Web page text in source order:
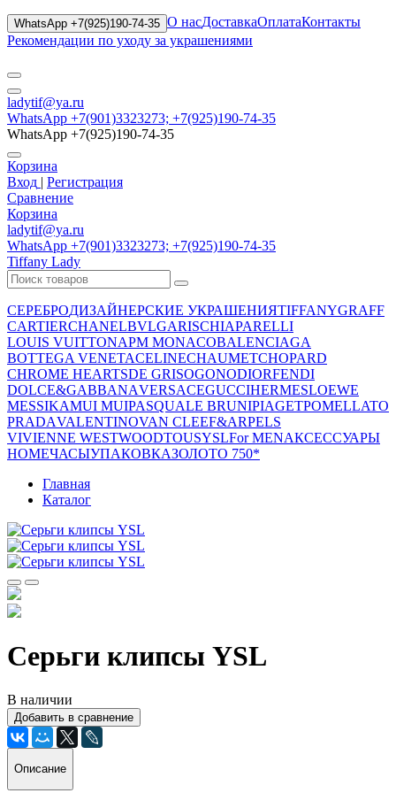
WhatsApp +7(925)190-74-35 О насДоставкаОплатаКонтакты
Рекомендации по уходу за украшениями
ladytif@ya.ru
WhatsApp +7(901)3323273; +7(925)190-74-35
WhatsApp +7(925)190-74-35
Корзина
Вход | Регистрация
Сравнение
Корзина
ladytif@ya.ru
WhatsApp +7(901)3323273; +7(925)190-74-35
Tiffany Lady
СЕРЕБРОДИЗАЙНЕРСКИЕ УКРАШЕНИЯTIFFANYGRAFF
CARTIERCHANELBVLGARISCHIAPARELLI
LOUIS VUITTONAPM MONACOBALENCIAGA
BOTTEGA VENETACELINECHAUMETCHOPARD
CHROME HEARTSDE GRISOGONODIORFENDI
DOLCE&GABBANAVERSACEGUCCIHERMESLOEWE
MESSIKAMUI MUIPASQUALE BRUNIPIAGETPOMELLATO
PRADAVALENTINOVAN CLEEF&ARPELS
VIVIENNE WESTWOODTOUSYSLFor MENАКСЕССУАРЫ
HOMEЧАСЫУПАКОВКАЗОЛОТО 750*
Главная
Каталог
Серьги клипсы YSL
В наличии
Добавить в сравнение
Описание